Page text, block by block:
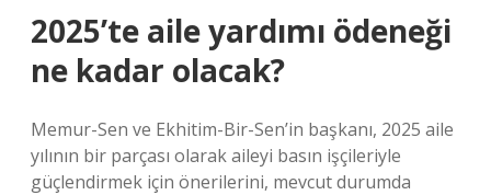
2025’te aile yardımı ödeneği
ne kadar olacak?
Memur-Sen ve Ekhitim-Bir-Sen’in başkanı, 2025 aile
yılının bir parçası olarak aileyi basın işçileriyle
güçlendirmek için önerilerini, mevcut durumda